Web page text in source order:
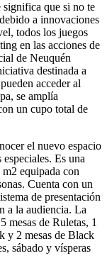
que si no te
a innovaciones
todos los juegos
en las acciones de
de Neuquén
destinada a
acceder al
se amplía
un cupo total de
el nuevo espacio
Es una
equipada con
Cuenta con un
de presentación
a la audiencia. La
mesas de Ruletas, 1
y 2 mesas de Black
sábado y vísperas